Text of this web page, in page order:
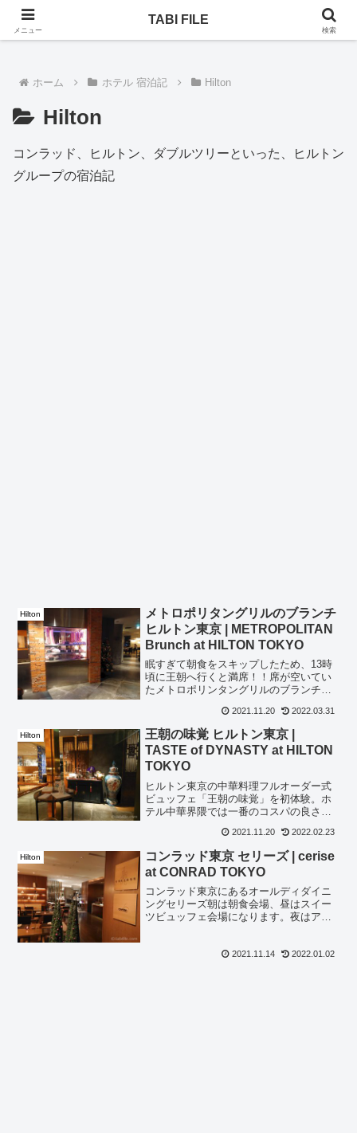
乗りヒコーキ、ホテル、一人旅。次はどんな旅になるのか！
ホーム ホテル 宿泊記 Hilton
Hilton
コンラッド、ヒルトン、ダブルツリーといった、ヒルトン
グループの宿泊記
Hilton
メトロポリタングリルのブランチ
ヒルトン東京 | METROPOLITAN
Brunch at HILTON TOKYO
眠すぎて朝食をスキップしたため、13時
頃に王朝へ行くと満席！！席が空いてい
たメトロポリンタングリルのブランチを
サラダバーは無限リフィル可能 パンも7
種類くらいありました。米が食べた
い・・・サラダバーには野...
2021.11.20 2022.03.31
Hilton
王朝の味覚 ヒルトン東京 |
TASTE of DYNASTY at HILTON
TOKYO
ヒルトン東京の中華料理フルオーダー式
ビュッフェ「王朝の味覚」を初体験。ホ
テル中華界隈では一番のコスパの良さで
2021.11.20 2022.02.23
Hilton
コンラッド東京 セリーズ | cerise
at CONRAD TOKYO
コンラッド東京にあるオールディダイニ
ングセリーズ朝は朝食会場、昼はスイー
ツビュッフェ会場になります。夜はアラ
定 3コースディナー昼頃、隣にあるチャ
2021.11.14 2022.01.02
メニュー
TABI FILE
検索